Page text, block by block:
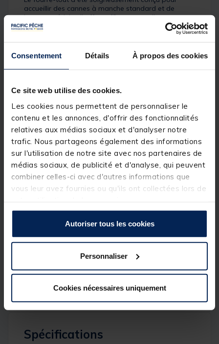
Consentement Détails À propos des cookies
Ce site web utilise des cookies.
Les cookies nous permettent de personnaliser le
contenu et les annonces, d'offrir des fonctionnalités
relatives aux médias sociaux et d'analyser notre
trafic. Nous partageons également des informations
sur l'utilisation de notre site avec nos partenaires de
médias sociaux, de publicité et d'analyse, qui peuvent
combiner celles-ci avec d'autres informations que
vous leur avez fournies ou qu'ils ont collectées lors de
Autoriser tous les cookies
Personnaliser
Cookies nécessaires uniquement
accueillir des cannes à manche standard et de
longueur réduite. Il offre suffisamment d'espace
pour accueillir même les plus grands moulinets et
une petite poche est située sur le côté pour ranger
les leads après votre session.
De plus, il y a une poche pour une épuisette et un
bâton de banque située sur la colonne vertébrale du
Les bagages Dark Kamo Compac sont fabriqués à
partir de tissus haute performance et de
composants de qualité militaire, créant un système
de bagages organisé, solide, léger et durable.
Dimensions : 135 cm x 35 cm x 13 cm
Détails
Principales caractéristiques :
Entièrement rembourré et doublé
Bandoulière rembourrée et amovible
Poignées de transport renforcées
Fermetures éclair robustes
Poche pour bâton de banque
Poche pour épuisette
Spécifications